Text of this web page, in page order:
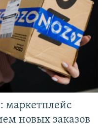
маркетплейс
новых заказов